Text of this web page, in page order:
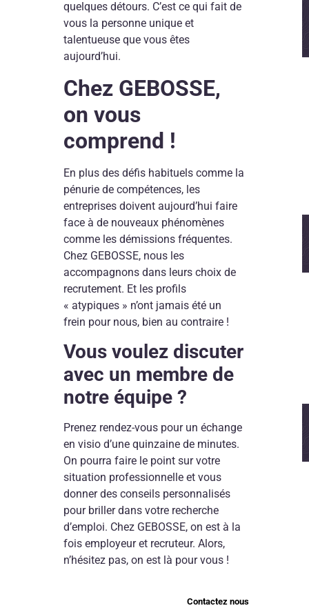
quelques détours. C’est ce qui fait de
vous la personne unique et
talentueuse que vous êtes
aujourd’hui.
Chez GEBOSSE,
on vous
comprend !
En plus des défis habituels comme la
pénurie de compétences, les
entreprises doivent aujourd’hui faire
face à de nouveaux phénomènes
comme les démissions fréquentes.
Chez GEBOSSE, nous les
accompagnons dans leurs choix de
recrutement. Et les profils
« atypiques » n’ont jamais été un
frein pour nous, bien au contraire !
Vous voulez discuter
avec un membre de
notre équipe ?
Prenez rendez-vous pour un échange
en visio d’une quinzaine de minutes.
On pourra faire le point sur votre
situation professionnelle et vous
donner des conseils personnalisés
pour briller dans votre recherche
d’emploi. Chez GEBOSSE, on est à la
fois employeur et recruteur. Alors,
n’hésitez pas, on est là pour vous !
Contactez nous